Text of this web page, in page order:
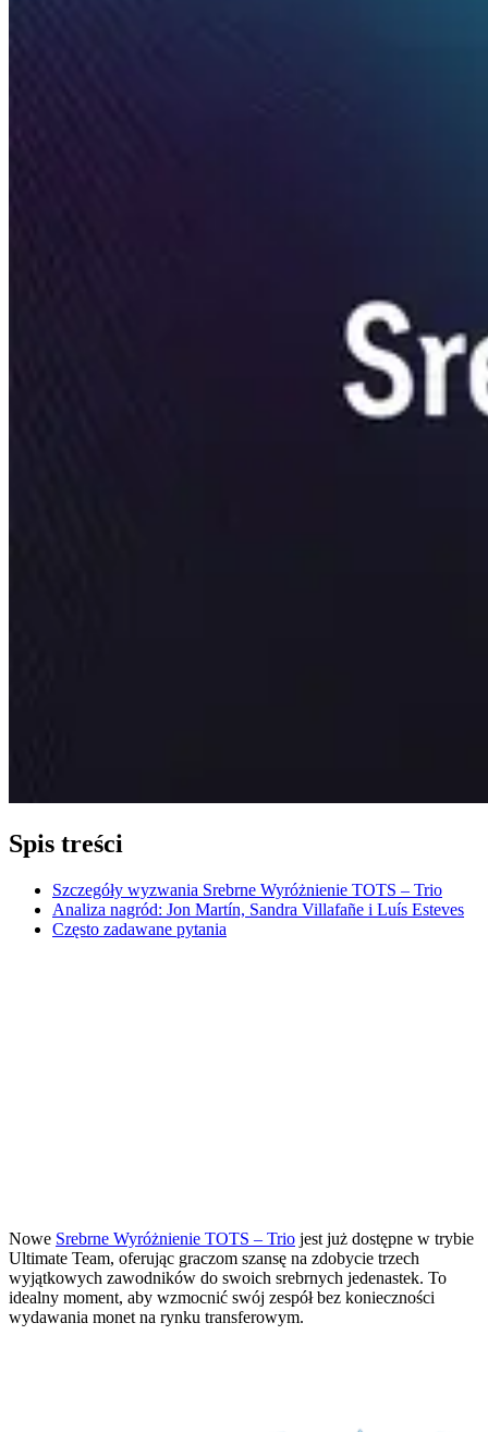
Spis treści
Szczegóły wyzwania Srebrne Wyróżnienie TOTS – Trio
Analiza nagród: Jon Martín, Sandra Villafañe i Luís Esteves
Często zadawane pytania
Nowe Srebrne Wyróżnienie TOTS – Trio jest już dostępne w trybie
Ultimate Team, oferując graczom szansę na zdobycie trzech
wyjątkowych zawodników do swoich srebrnych jedenastek. To
idealny moment, aby wzmocnić swój zespół bez konieczności
wydawania monet na rynku transferowym.